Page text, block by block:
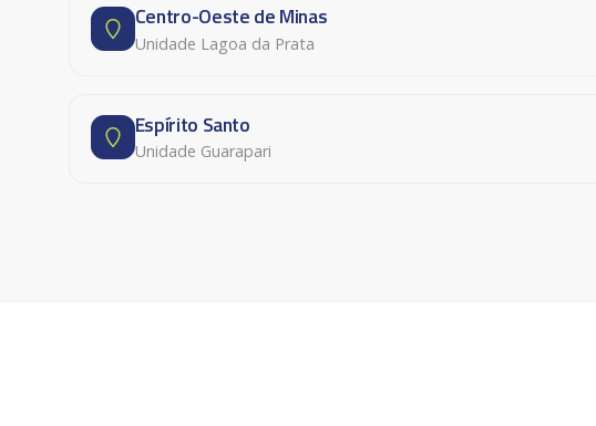
Centro-Oeste de Minas
Unidade Lagoa da Prata
Espírito Santo
Unidade Guarapari